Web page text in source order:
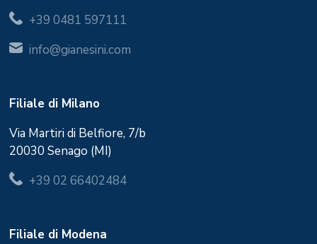
+39 0481 597111
info@gianesini.com
Filiale di Milano
Via Martiri di Belfiore, 7/b
20030 Senago (MI)
+39 02 66402484
Filiale di Modena